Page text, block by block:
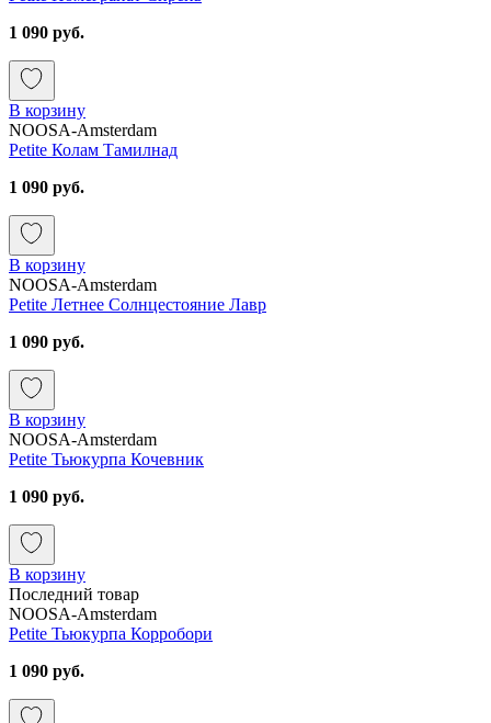
1 090 руб.
В корзину
NOOSA-Amsterdam
Petite Колам Тамилнад
1 090 руб.
В корзину
NOOSA-Amsterdam
Petite Летнее Солнцестояние Лавр
1 090 руб.
В корзину
NOOSA-Amsterdam
Petite Тьюкурпа Кочевник
1 090 руб.
В корзину
Последний товар
NOOSA-Amsterdam
Petite Тьюкурпа Корробори
1 090 руб.